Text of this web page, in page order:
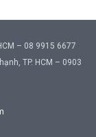
– 08 9915 6677
TP. HCM – 0903